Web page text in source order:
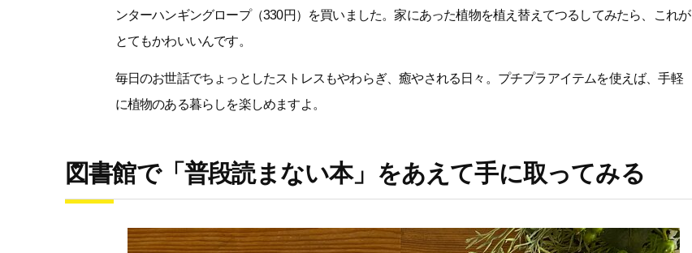
ンターハンギングロープ（330円）を買いました。家にあった植物を植え替えてつるしてみたら、これが
とてもかわいいんです。
毎日のお世話でちょっとしたストレスもやわらぎ、癒やされる日々。プチプラアイテムを使えば、手軽
に植物のある暮らしを楽しめますよ。
図書館で「普段読まない本」をあえて手に取ってみる